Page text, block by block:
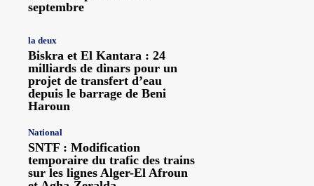
septembre
la deux
Biskra et El Kantara : 24
milliards de dinars pour un
projet de transfert d’eau
depuis le barrage de Beni
Haroun
National
SNTF : Modification
temporaire du trafic des trains
sur les lignes Alger-El Afroun